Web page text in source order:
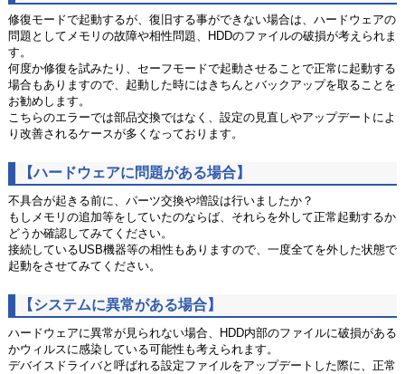
修復モードで起動するが、復旧する事ができない場合は、ハードウェアの
問題としてメモリの故障や相性問題、HDDのファイルの破損が考えられま
す。
何度か修復を試みたり、セーフモードで起動させることで正常に起動する
場合もありますので、起動した時にはきちんとバックアップを取ることを
お勧めします。
こちらのエラーでは部品交換ではなく、設定の見直しやアップデートによ
り改善されるケースが多くなっております。
【ハードウェアに問題がある場合】
不具合が起きる前に、パーツ交換や増設は行いましたか？
もしメモリの追加等をしていたのならば、それらを外して正常起動するか
どうか確認してみてください。
接続しているUSB機器等の相性もありますので、一度全てを外した状態で
起動をさせてみてください。
【システムに異常がある場合】
ハードウェアに異常が見られない場合、HDD内部のファイルに破損がある
かウィルスに感染している可能性も考えられます。
デバイスドライバと呼ばれる設定ファイルをアップデートした際に、正常